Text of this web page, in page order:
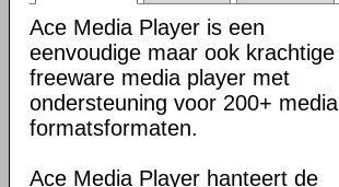
Ace Media Player is een
eenvoudige maar ook krachtige
freeware media player met
ondersteuning voor 200+ media
formatsformaten.
Ace Media Player hanteert de